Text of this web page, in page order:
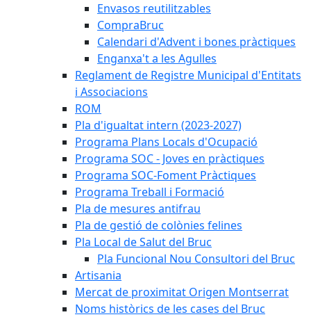
Envasos reutilitzables
CompraBruc
Calendari d'Advent i bones pràctiques
Enganxa't a les Agulles
Reglament de Registre Municipal d'Entitats
i Associacions
ROM
Pla d'igualtat intern (2023-2027)
Programa Plans Locals d'Ocupació
Programa SOC - Joves en pràctiques
Programa SOC-Foment Pràctiques
Programa Treball i Formació
Pla de mesures antifrau
Pla de gestió de colònies felines
Pla Local de Salut del Bruc
Pla Funcional Nou Consultori del Bruc
Artisania
Mercat de proximitat Origen Montserrat
Noms històrics de les cases del Bruc